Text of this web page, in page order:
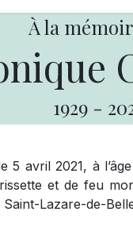
À la
1929 -
5 avril 2021, à
et de feu
Lazare-de-